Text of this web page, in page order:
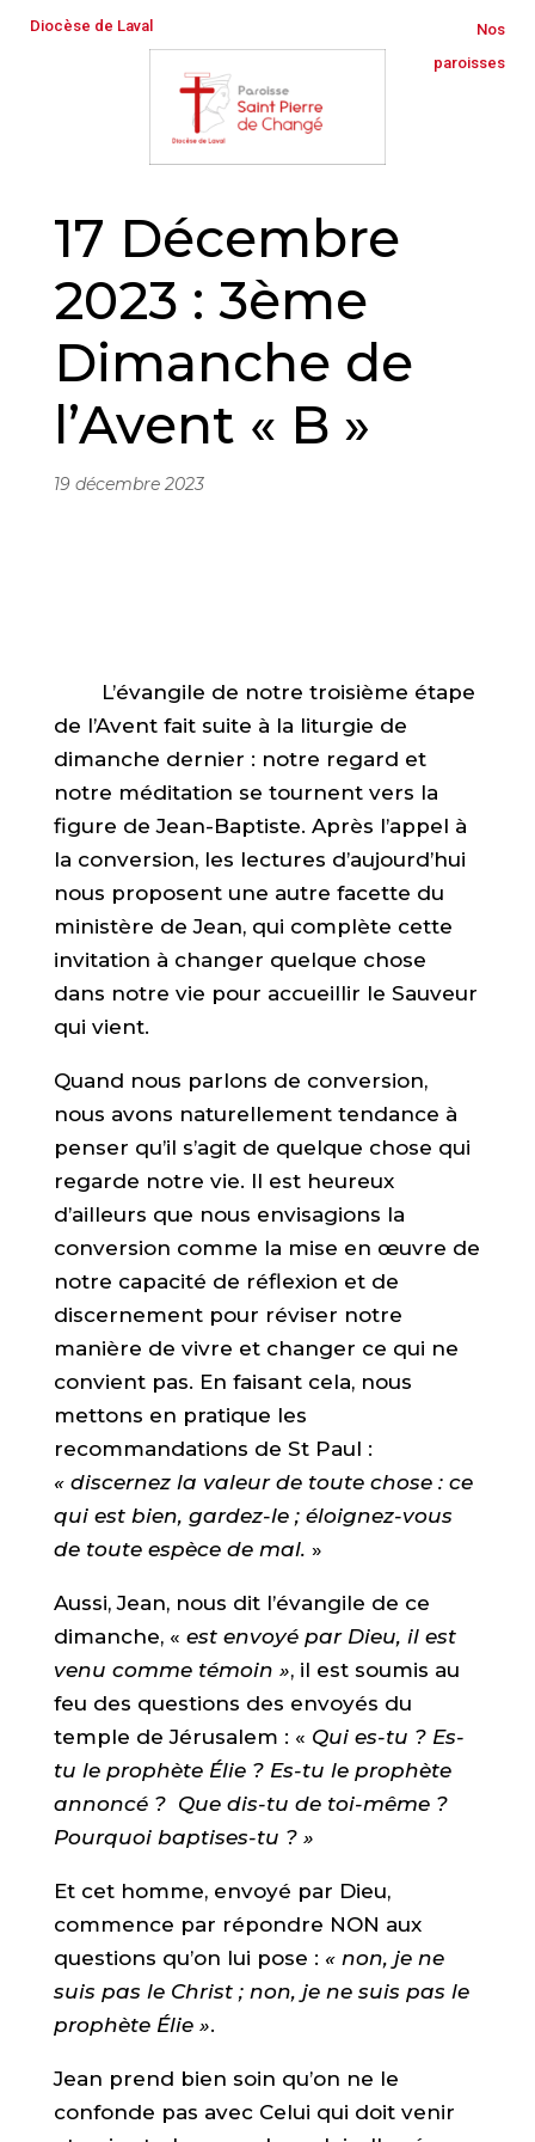
Diocèse de Laval
Nos
paroisses
17 Décembre
2023 : 3ème
Dimanche de
l’Avent « B »
19 décembre 2023
L’évangile de notre troisième étape
de l’Avent fait suite à la liturgie de
dimanche dernier : notre regard et
notre méditation se tournent vers la
figure de Jean-Baptiste. Après l’appel à
la conversion, les lectures d’aujourd’hui
nous proposent une autre facette du
ministère de Jean, qui complète cette
invitation à changer quelque chose
dans notre vie pour accueillir le Sauveur
qui vient.
Quand nous parlons de conversion,
nous avons naturellement tendance à
penser qu’il s’agit de quelque chose qui
regarde notre vie. Il est heureux
d’ailleurs que nous envisagions la
conversion comme la mise en œuvre de
notre capacité de réflexion et de
discernement pour réviser notre
manière de vivre et changer ce qui ne
convient pas. En faisant cela, nous
mettons en pratique les
recommandations de St Paul :
« discernez la valeur de toute chose : ce
qui est bien, gardez-le ; éloignez-vous
de toute espèce de mal. »
Aussi, Jean, nous dit l’évangile de ce
dimanche, « est envoyé par Dieu, il est
venu comme témoin », il est soumis au
feu des questions des envoyés du
temple de Jérusalem : « Qui es-tu ? Es-
tu le prophète Élie ? Es-tu le prophète
annoncé ? Que dis-tu de toi-même ?
Pourquoi baptises-tu ? »
Et cet homme, envoyé par Dieu,
commence par répondre NON aux
questions qu’on lui pose : « non, je ne
suis pas le Christ ; non, je ne suis pas le
prophète Élie ».
Jean prend bien soin qu’on ne le
confonde pas avec Celui qui doit venir